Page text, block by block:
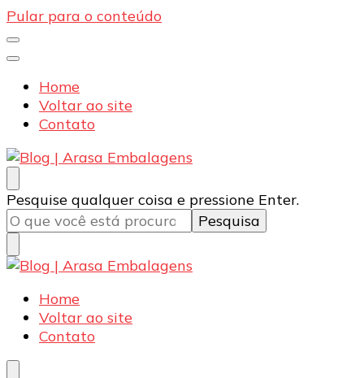
Pular para o conteúdo
Home
Voltar ao site
Contato
Blog | Arasa Embalagens
Confira conteúdos sobre embalagens para pizzas,
doces e salgados. Tudo para seu comércio com a
qualidade Arasa. Leia nossos conteúdos!
Procurando
algo?
Pesquise qualquer coisa e pressione Enter.
Blog | Arasa Embalagens
Confira conteúdos sobre embalagens para pizzas,
doces e salgados. Tudo para seu comércio com a
qualidade Arasa. Leia nossos conteúdos!
Home
Voltar ao site
Contato